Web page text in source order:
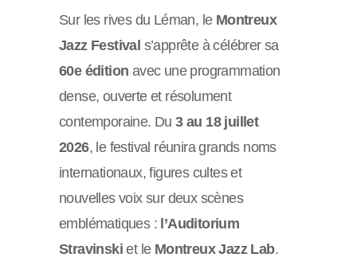
Sur les rives du Léman, le Montreux
Jazz Festival s’apprête à célébrer sa
60e édition avec une programmation
dense, ouverte et résolument
contemporaine. Du3 au 18 juillet
2026, le festival réunira grands noms
internationaux, figures cultes et
nouvelles voix sur deux scènes
emblématiques : l’Auditorium
Stravinski et le Montreux Jazz Lab.